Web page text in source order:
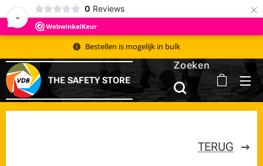
-
0 Reviews ×
Bestellen is mogelijk in bulk 📦
THE SAFETY STORE
Zoeken
TERUG